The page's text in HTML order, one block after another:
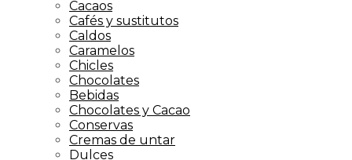
Cacaos
Cafés y sustitutos
Caldos
Caramelos
Chicles
Chocolates
Bebidas
Chocolates y Cacao
Conservas
Cremas de untar
Dulces